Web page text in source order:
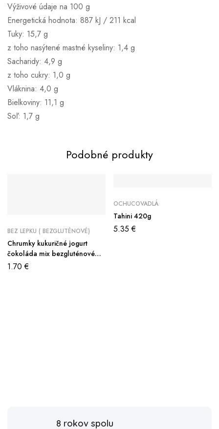
Výživové údaje na 100 g
Energetická hodnota: 887 kJ / 211 kcal
Tuky: 15,7 g
z toho nasýtené mastné kyseliny: 1,4 g
Sacharidy: 4,9 g
z toho cukry: 1,0 g
Vláknina: 4,0 g
Bielkoviny: 11,1 g
Soľ: 1,7 g
Podobné produkty
BEZ LEPKU ( BEZGLUTÉNOVÉ)
Chrumky kukuričné jogurt
čokoláda mix bezgluténové
150g
1.70€
OCHUCOVADLÁ
Tahini 420g
5.35€
8 rokov spolu